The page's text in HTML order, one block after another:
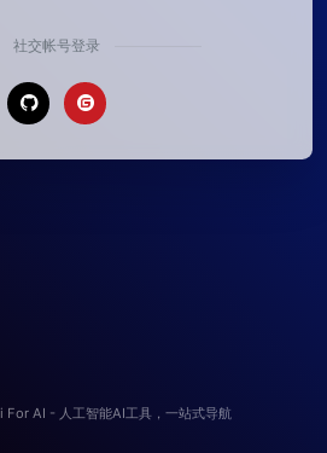
社交帐号登录
i For AI - 人工智能AI工具，一站式导航